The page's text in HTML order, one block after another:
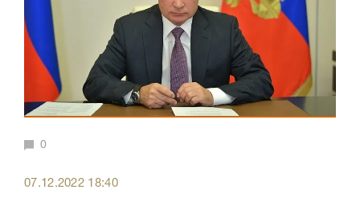
0
07.12.2022 18:40